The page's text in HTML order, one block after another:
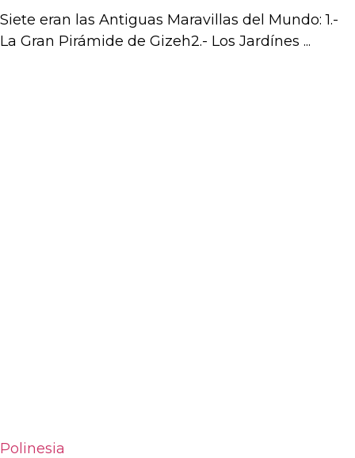
Siete eran las Antiguas Maravillas del Mundo: 1.-
La Gran Pirámide de Gizeh2.- Los Jardínes ...
Polinesia